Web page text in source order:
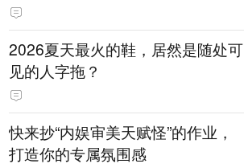
2026夏天最火的鞋，居然是随处可
见的人字拖？
快来抄“内娱审美天赋怪”的作业，
打造你的专属氛围感